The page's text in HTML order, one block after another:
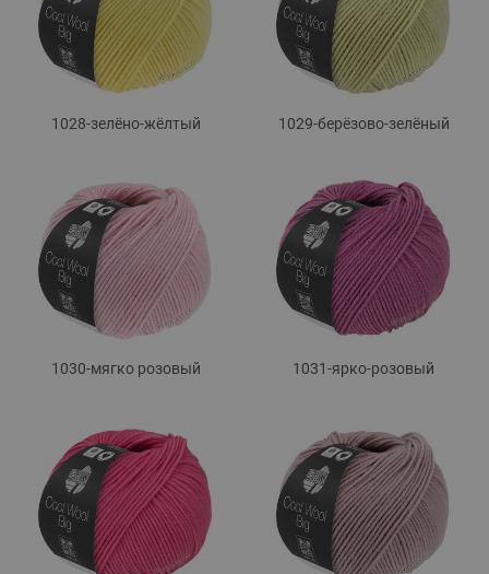
1028-зелёно-жёлтый 1029-берёзово-зелёный
1030-мягко розовый 1031-ярко-розовый